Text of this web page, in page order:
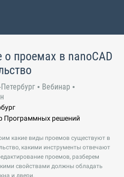
о проемаx в nanoCAD
Вебинар
Программных решений
какие виды проемов существуют в
какими инструменты отвечают
проемов, разберем
свойствами должны обладать
и двери.